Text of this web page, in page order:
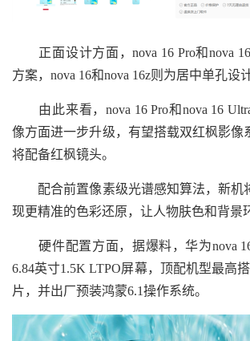
正面设计方面，nova 16 Pro和nova
方案，nova 16和nova 16z则为居中单孔设计
由此来看，nova 16 Pro和nova 16
像方面进一步升级，有望搭载双红枫影像
将配备红枫镜头。
配合前置像素级光谱感知算法，新机
现更精准的色彩还原，让人物肤色和背景
硬件配置方面，据爆料，华为nova
6.84英寸1.5K LTPO屏幕，顶配机型最高
片，并出厂预装鸿蒙6.1操作系统。